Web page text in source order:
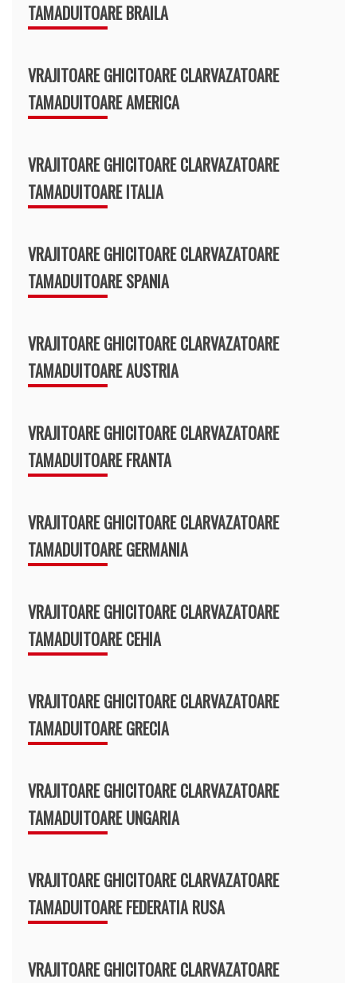
TAMADUITOARE BRAILA
VRAJITOARE GHICITOARE CLARVAZATOARE
TAMADUITOARE AMERICA
VRAJITOARE GHICITOARE CLARVAZATOARE
TAMADUITOARE ITALIA
VRAJITOARE GHICITOARE CLARVAZATOARE
TAMADUITOARE SPANIA
VRAJITOARE GHICITOARE CLARVAZATOARE
TAMADUITOARE AUSTRIA
VRAJITOARE GHICITOARE CLARVAZATOARE
TAMADUITOARE FRANTA
VRAJITOARE GHICITOARE CLARVAZATOARE
TAMADUITOARE GERMANIA
VRAJITOARE GHICITOARE CLARVAZATOARE
TAMADUITOARE CEHIA
VRAJITOARE GHICITOARE CLARVAZATOARE
TAMADUITOARE GRECIA
VRAJITOARE GHICITOARE CLARVAZATOARE
TAMADUITOARE UNGARIA
VRAJITOARE GHICITOARE CLARVAZATOARE
TAMADUITOARE FEDERATIA RUSA
VRAJITOARE GHICITOARE CLARVAZATOARE